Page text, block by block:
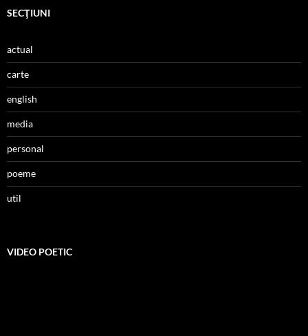
SECŢIUNI
actual
carte
english
media
personal
poeme
util
VIDEO POETIC